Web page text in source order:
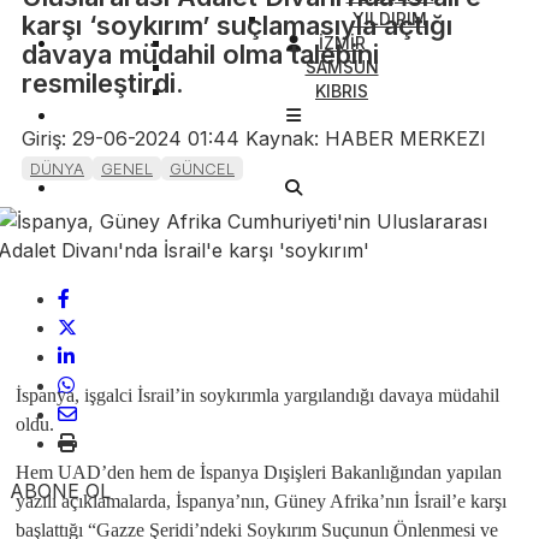
YILDIRIM
İZMİR
SAMSUN
KIBRIS
karşı ‘soykırım’ suçlamasıyla açtığı
davaya müdahil olma talebini
resmileştirdi.
Giriş: 29-06-2024 01:44 Kaynak: HABER MERKEZI
DÜNYA GENEL GÜNCEL
ABONE OL
İspanya, işgalci İsrail’in soykırımla yargılandığı davaya müdahil
oldu.
Hem UAD’den hem de İspanya Dışişleri Bakanlığından yapılan
yazılı açıklamalarda, İspanya’nın, Güney Afrika’nın İsrail’e karşı
başlattığı “Gazze Şeridi’ndeki Soykırım Suçunun Önlenmesi ve